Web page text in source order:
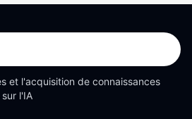
et l'acquisition de connaissances
l'IA